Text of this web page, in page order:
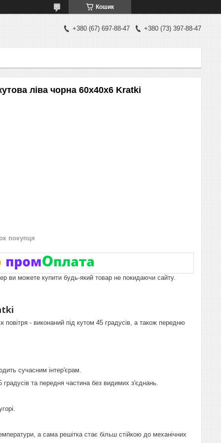
Кошик
+380 (67) 697-88-47 +380 (73) 397-88-47
ліва чорна 60x40x6 Kratki
покупця
ви можете купити будь-який товар не покидаючи сайту.
повітря - виконаний під кутом 45 градусів, а також передню
сучасним інтер'єрам.
та передня частина без видимих з'єднань.
а сама решітка стає більш стійкою до механічних